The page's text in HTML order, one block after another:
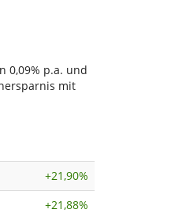
0,09% p.a. und
mit
+21,90%
+21,88%